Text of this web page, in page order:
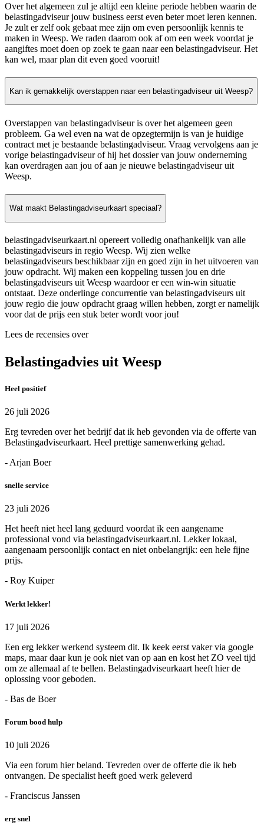
Over het algemeen zul je altijd een kleine periode hebben waarin de
belastingadviseur jouw business eerst even beter moet leren kennen.
Je zult er zelf ook gebaat mee zijn om even persoonlijk kennis te
maken in Weesp. We raden daarom ook af om een week voordat je
aangiftes moet doen op zoek te gaan naar een belastingadviseur. Het
kan wel, maar plan dit even goed vooruit!
Kan ik gemakkelijk overstappen naar een belastingadviseur uit Weesp?
Overstappen van belastingadviseur is over het algemeen geen
probleem. Ga wel even na wat de opzegtermijn is van je huidige
contract met je bestaande belastingadviseur. Vraag vervolgens aan je
vorige belastingadviseur of hij het dossier van jouw onderneming
kan overdragen aan jou of aan je nieuwe belastingadviseur uit
Weesp.
Wat maakt Belastingadviseurkaart speciaal?
belastingadviseurkaart.nl opereert volledig onafhankelijk van alle
belastingadviseurs in regio Weesp. Wij zien welke
belastingadviseurs beschikbaar zijn en goed zijn in het uitvoeren van
jouw opdracht. Wij maken een koppeling tussen jou en drie
belastingadviseurs uit Weesp waardoor er een win-win situatie
ontstaat. Deze onderlinge concurrentie van belastingadviseurs uit
jouw regio die jouw opdracht graag willen hebben, zorgt er namelijk
voor dat de prijs een stuk beter wordt voor jou!
Lees de recensies over
Belastingadvies uit Weesp
Heel positief
26 juli 2026
Erg tevreden over het bedrijf dat ik heb gevonden via de offerte van
Belastingadviseurkaart. Heel prettige samenwerking gehad.
- Arjan Boer
snelle service
23 juli 2026
Het heeft niet heel lang geduurd voordat ik een aangename
professional vond via belastingadviseurkaart.nl. Lekker lokaal,
aangenaam persoonlijk contact en niet onbelangrijk: een hele fijne
prijs.
- Roy Kuiper
Werkt lekker!
17 juli 2026
Een erg lekker werkend systeem dit. Ik keek eerst vaker via google
maps, maar daar kun je ook niet van op aan en kost het ZO veel tijd
om ze allemaal af te bellen. Belastingadviseurkaart heeft hier de
oplossing voor geboden.
- Bas de Boer
Forum bood hulp
10 juli 2026
Via een forum hier beland. Tevreden over de offerte die ik heb
ontvangen. De specialist heeft goed werk geleverd
- Franciscus Janssen
erg snel